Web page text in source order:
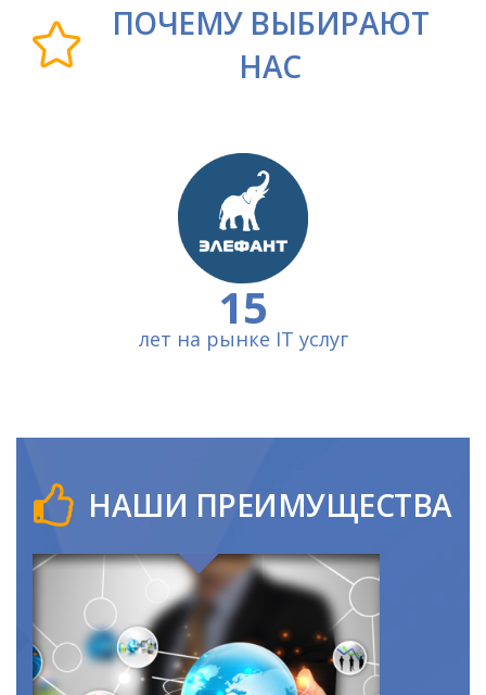
ПОЧЕМУ ВЫБИРАЮТ
НАС
15
лет на рынке IT услуг
НАШИ ПРЕИМУЩЕСТВА